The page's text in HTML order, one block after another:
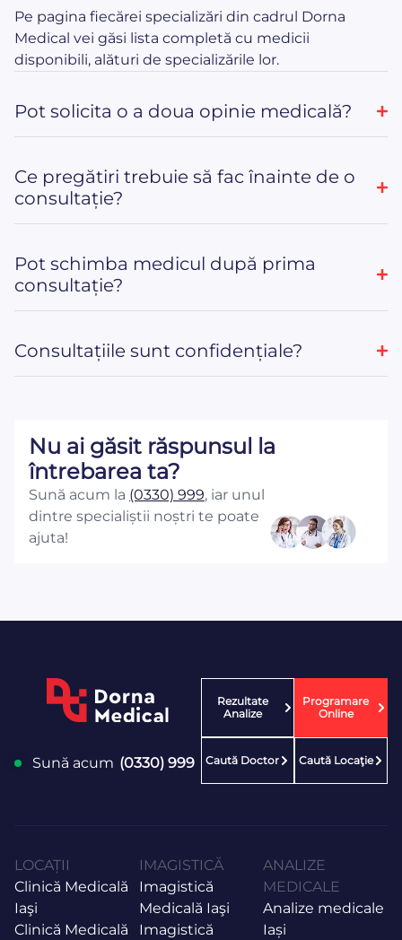
Pe pagina fiecărei specializări din cadrul Dorna
Medical vei găsi lista completă cu medicii
disponibili, alături de specializările lor.
Pot solicita o a doua opinie medicală?
Ce pregătiri trebuie să fac înainte de o
consultație?
Pot schimba medicul după prima
consultație?
Consultațiile sunt confidențiale?
Nu ai găsit răspunsul la
întrebarea ta?
Sună acum la (0330) 999, iar unul
dintre specialiștii noștri te poate
ajuta!
Sună acum (0330) 999
Rezultate
Analize
Programare
Online
Caută Doctor Caută Locaţie
LOCAȚII
Clinică Medicală
Iaşi
Clinică Medicală
IMAGISTICĂ
Imagistică
Medicală Iaşi
Imagistică
ANALIZE
MEDICALE
Analize medicale
Iași